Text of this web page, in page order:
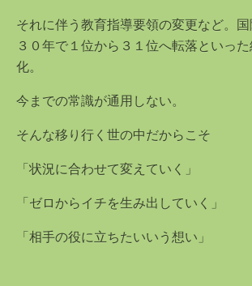
それに伴う教育指導要領の変更など。
３０年で１位から３１位へ転落といっ
化。
今までの常識が通用しない。
そんな移り行く世の中だからこそ
「状況に合わせて変えていく」
「ゼロからイチを生み出していく」
「相手の役に立ちたいいう想い」